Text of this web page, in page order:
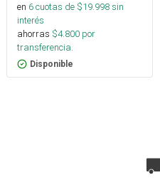
en 6cuotas de $19.998sin
interés
ahorras $4.800 por
transferencia.
Disponible